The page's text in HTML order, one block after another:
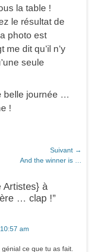
la table !
le résultat de
photo est
dit qu’il n’y
seule
belle journée …
!
Suivant →
And the winner is …
Artistes} à
… clap !”
am
ce que tu as fait.